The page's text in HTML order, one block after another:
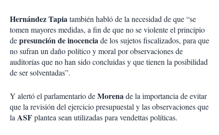
Hernández Tapiatambién habló de la necesidad de que “se
tomen mayores medidas, a fin de que no se violente el principio
depresunción de inocenciade los sujetos fiscalizados, para que
no sufran un daño político y moral por observaciones de
auditorías que no han sido concluidas y que tienen la posibilidad
de ser solventadas”.
Y alertó el parlamentario deMorenade la importancia de evitar
que la revisión del ejercicio presupuestal y las observaciones que
laASFplantea sean utilizadas para vendettas políticas.